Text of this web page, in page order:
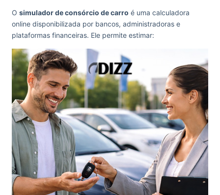
O simulador de consórcio de carro é uma calculadora
online disponibilizada por bancos, administradoras e
plataformas financeiras. Ele permite estimar: